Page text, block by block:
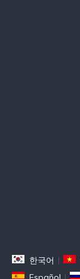
한국어 |